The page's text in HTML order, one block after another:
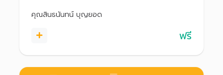
Streaming เพื่อใช้เป็นตัวช่วยในการลงทุน
คุณสินธนันทน์ บุญยอด
ฟรี